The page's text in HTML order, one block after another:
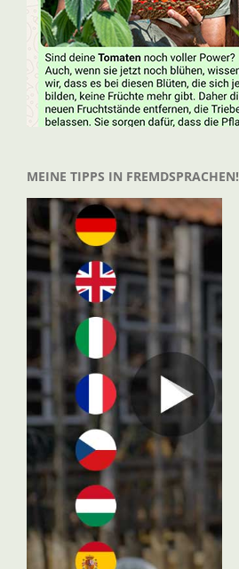
MEINE TIPPS IN FREMDSPRACHEN!